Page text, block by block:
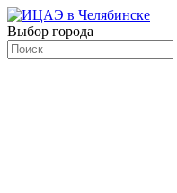
Выбор города